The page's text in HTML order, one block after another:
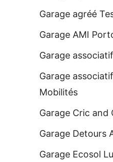
Garage agréé
Garage AMI
Garage associatif
Garage
Mobilités
Garage Cric and
Garage Detours
Garage Ecosol